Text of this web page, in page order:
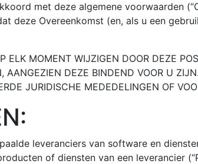
met deze algemene voorwaarden
deze Overeenkomst (en, als u een
ELK MOMENT WIJZIGEN DOOR DEZE
DEZE BINDEND VOOR U
JURIDISCHE MEDEDELINGEN OF
leveranciers van software en
of diensten van een leverancier